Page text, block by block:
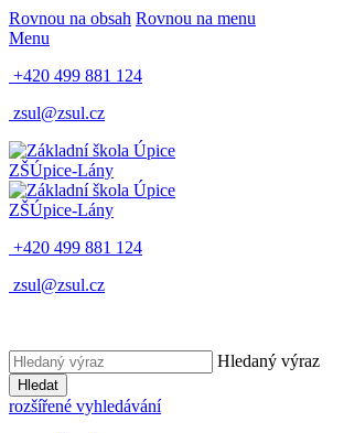
Rovnou na obsah Rovnou na menu
Menu
+420 499 881 124
zsul@zsul.cz
ZŠÚpice-Lány
ZŠÚpice-Lány
+420 499 881 124
zsul@zsul.cz
Hledaný výraz
Hledat
rozšířené vyhledávání